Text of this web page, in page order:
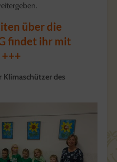
über die
findet ihr mit
Klimaschützer des